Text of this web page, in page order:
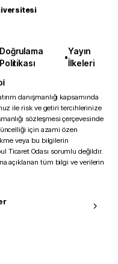
Doğrulama
Politikası
•
Yayın
İlkeleri
danışmanlığı kapsamında
ile risk ve getiri tercihlerinize
sözleşmesi çerçevesinde
için azami özen
veya bu bilgilerin
Ticaret Odası sorumlu değildir.
açıklanan tüm bilgi ve verilerin